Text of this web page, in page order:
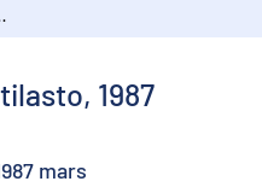
1987
mars